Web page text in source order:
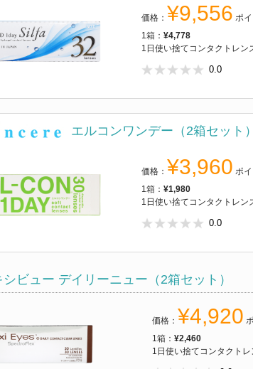
価格： ¥9,556 ポイ
1箱： ¥4,778
1日使い捨てコンタクトレン
0.0
エルコンワンデー（2箱セット）
価格： ¥3,960 ポイ
1箱： ¥1,980
1日使い捨てコンタクトレン
0.0
シビュー デイリーニュー（2箱セット）
価格： ¥4,920
1箱： ¥2,460
1日使い捨てコンタクトレ